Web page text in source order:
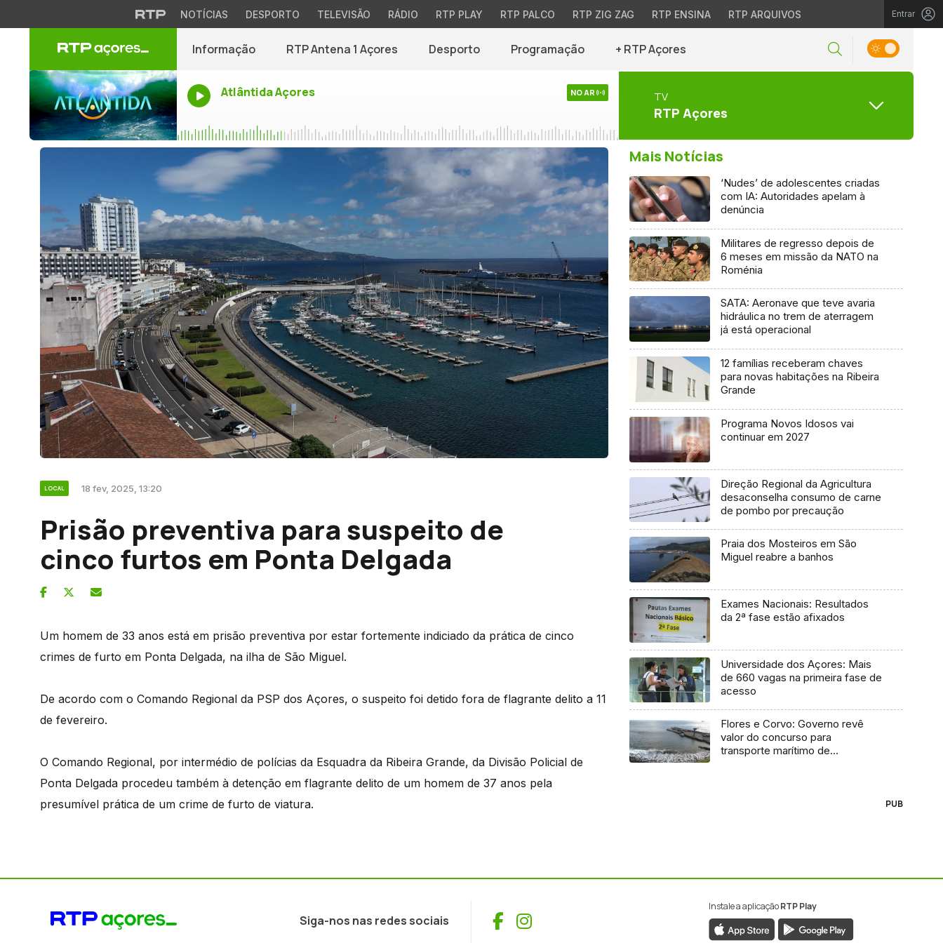
NOTÍCIAS DESPORTO TELEVISÃO RÁDIO RTP PLAY RTP PALCO RTP ZIG ZAG RTP ENSINA RTP ARQUIVOS Entrar
Informação RTP Antena 1 Açores Desporto Programação + RTP Açores
Atlântida Açores NO AR TV
RTP Açores
LOCAL 18 fev, 2025, 13:20
Prisão preventiva para suspeito de
cinco furtos em Ponta Delgada
Um homem de 33 anos está em prisão preventiva por estar fortemente indiciado da prática de cinco
crimes de furto em Ponta Delgada, na ilha de São Miguel.
De acordo com o Comando Regional da PSP dos Açores, o suspeito foi detido fora de flagrante delito a 11
de fevereiro.
O Comando Regional, por intermédio de polícias da Esquadra da Ribeira Grande, da Divisão Policial de
Ponta Delgada procedeu também à detenção em flagrante delito de um homem de 37 anos pela
presumível prática de um crime de furto de viatura.
Mais Notícias
‘Nudes’ de adolescentes criadas
com IA: Autoridades apelam à
denúncia
Militares de regresso depois de
6 meses em missão da NATO na
Roménia
SATA: Aeronave que teve avaria
hidráulica no trem de aterragem
já está operacional
12 famílias receberam chaves
para novas habitações na Ribeira
Grande
Programa Novos Idosos vai
continuar em 2027
Direção Regional da Agricultura
desaconselha consumo de carne
de pombo por precaução
Praia dos Mosteiros em São
Miguel reabre a banhos
Exames Nacionais: Resultados
da 2ª fase estão afixados
Universidade dos Açores: Mais
de 660 vagas na primeira fase de
acesso
Flores e Corvo: Governo revê
valor do concurso para
transporte marítimo de
PUB
Siga-nos nas redes sociais Facebook
Instagram
Instale a aplicaçãoRTP Play